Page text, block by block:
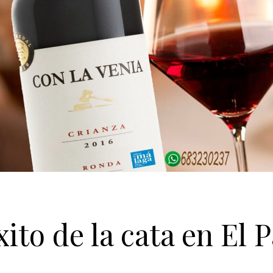
de la cata en El